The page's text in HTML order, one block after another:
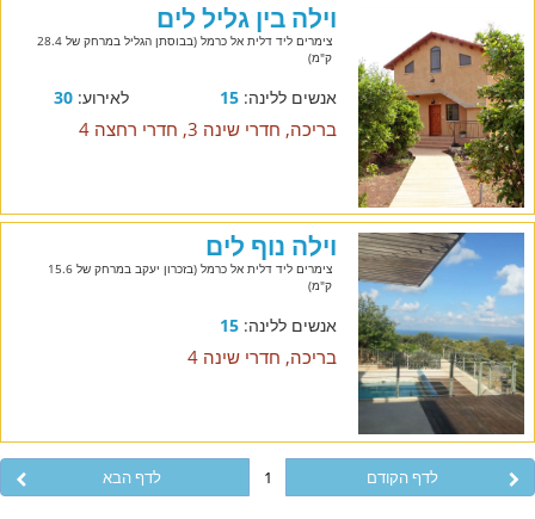
וילה בין גליל לים
צימרים ליד דלית אל כרמל (בבוסתן הגליל במרחק של 28.4
ק"מ)
אנשים ללינה:15 לאירוע:30
בריכה, חדרי שינה 3, חדרי רחצה 4
וילה נוף לים
צימרים ליד דלית אל כרמל (בזכרון יעקב במרחק של 15.6
ק"מ)
אנשים ללינה:15
בריכה, חדרי שינה 4
לדף הקודם 1 לדף הבא